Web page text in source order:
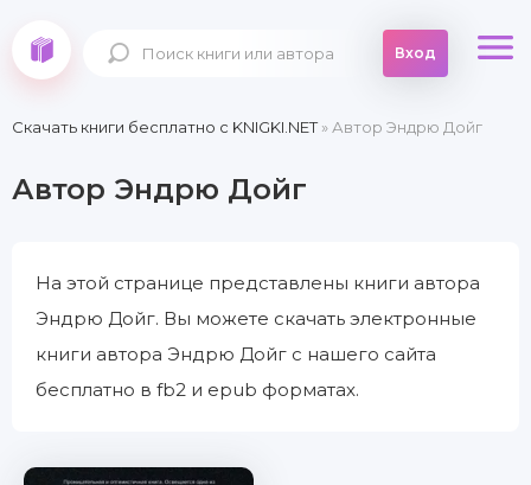
Вход
Скачать книги бесплатно c KNIGKI.NET» Автор Эндрю Дойг
Автор Эндрю Дойг
На этой странице представлены книги автора
Эндрю Дойг. Вы можете скачать электронные
книги автора Эндрю Дойг с нашего сайта
бесплатно в fb2 и epub форматах.